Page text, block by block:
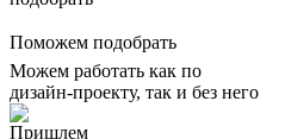
Поможем подобрать
Можем работать как по
дизайн-проекту, так и без него